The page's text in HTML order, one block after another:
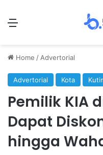
Home / Advertorial
Advertorial Kota
Pemilik KIA
Dapat
hingga